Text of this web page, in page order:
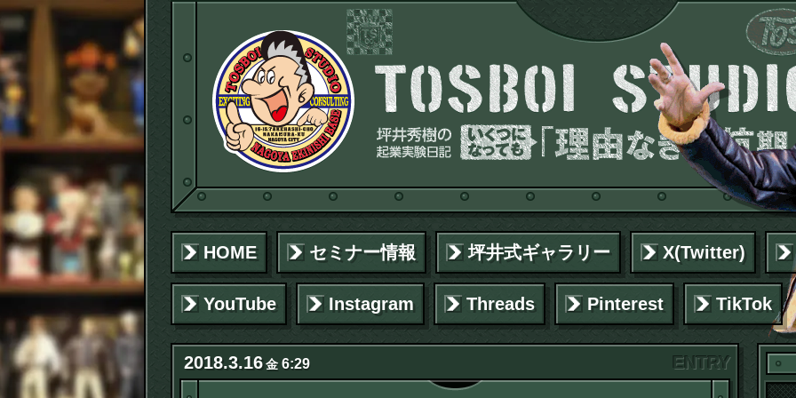
HOME セミナー情報 坪井式ギャラリー X(Twitter)
YouTube Instagram Threads Pinterest TikTok
2018.3.16金6:29